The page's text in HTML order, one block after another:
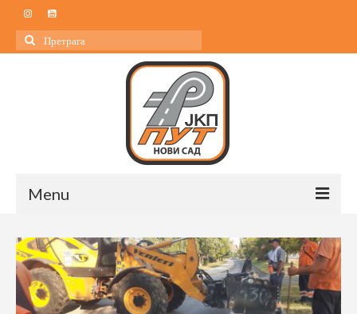
Search
for:
Menu
Почетна
О нама
О нама